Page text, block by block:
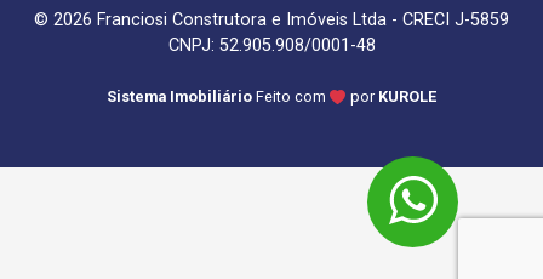
© 2026 Franciosi Construtora e Imóveis Ltda - CRECI J-5859
CNPJ: 52.905.908/0001-48
Sistema Imobiliário Feito com por KUROLE